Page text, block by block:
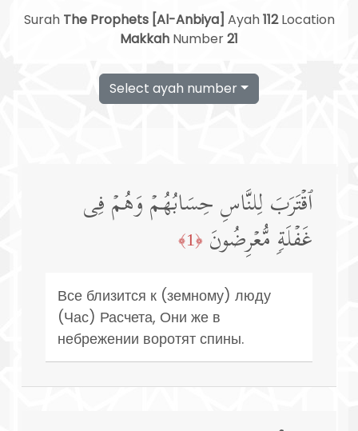
Surah The Prophets [Al-Anbiya] Ayah112Location
Makkah Number21
Select ayah number
ٱقۡتَرَبَ لِلنَّاسِ حِسَابُهُمۡ وَهُمۡ فِی
غَفۡلَةࣲ مُّعۡرِضُونَ ﴿1﴾
Все близится к (земному) люду
(Час) Расчета, Они же в
небрежении воротят спины.